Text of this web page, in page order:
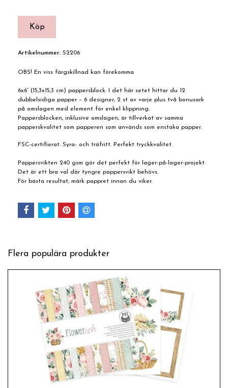
Artikelnummer: S2206
OBS! En viss färgskillnad kan förekomma
6x6” (15,3x15,3 cm) pappersblock. I det här setet hittar du 12
dubbelsidiga papper – 6 designer, 2 st av varje plus två bonusark
på omslagen med element för enkel klippning.
Pappersblocken, inklusive omslagen, är tillverkat av samma
papperskvalitet som papperen som används som enstaka papper.
FSC-certifierat. Syra- och träfritt. Perfekt tryckkvalitet.
Pappersvikten 240 gsm gör det perfekt för lager-på-lager-projekt.
Det är ett bra val där tyngre pappersvikt behövs.
För bästa resultat, märk pappret innan du viker.
Flera populära produkter